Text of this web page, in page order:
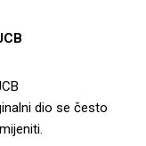
dio se često